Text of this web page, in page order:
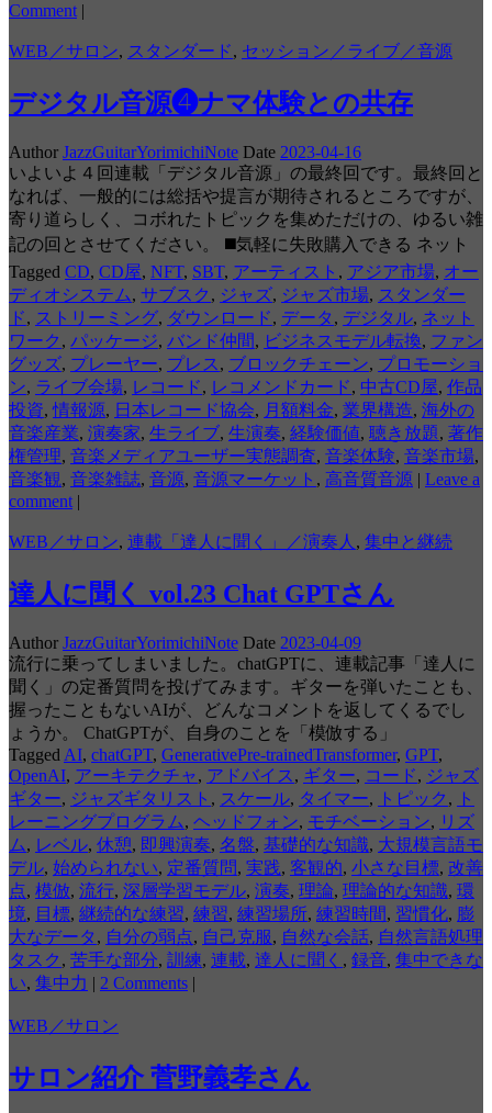
Comment |
WEB／サロン, スタンダード, セッション／ライブ／音源
デジタル音源❹ナマ体験との共存
Author JazzGuitarYorimichiNote Date 2023-04-16
いよいよ４回連載「デジタル音源」の最終回です。最終回と
なれば、一般的には総括や提言が期待されるところですが、
寄り道らしく、コボれたトピックを集めただけの、ゆるい雑
記の回とさせてください。 ◼️気軽に失敗購入できる ネット
Tagged CD, CD屋, NFT, SBT, アーティスト , アジア市場, オー
ディオシステム, サブスク , ジャズ, ジャズ市場, スタンダー
ド, ストリーミング, ダウンロード, データ , デジタル, ネット
ワーク , パッケージ, バンド仲間, ビジネスモデル転換, ファン
グッズ, プレーヤー, プレス , ブロックチェーン, プロモーショ
ン, ライブ会場, レコード, レコメンドカード, 中古CD屋, 作品
投資,情報源, 日本レコード協会, 月額料金, 業界構造, 海外の
音楽産業, 演奏家, 生ライブ, 生演奏, 経験価値, 聴き放題, 著作
権管理, 音楽メディアユーザー実態調査, 音楽体験, 音楽市場,
音楽観, 音楽雑誌, 音源, 音源マーケット , 高音質音源 | Leave a
comment |
WEB／サロン, 連載「達人に聞く」／演奏人 , 集中と継続
達人に聞く vol.23 Chat GPTさん
Author JazzGuitarYorimichiNote Date 2023-04-09
流行に乗ってしまいました。chatGPTに、連載記事「達人に
聞く」の定番質問を投げてみます。ギターを弾いたことも、
握ったこともないAIが、どんなコメントを返してくるでし
ょうか。 ChatGPTが、自身のことを「模倣する」
Tagged AI, chatGPT, GenerativePre-trainedTransformer, GPT,
OpenAI, アーキテクチャ, アドバイス , ギター, コード, ジャズ
ギター, ジャズギタリスト , スケール, タイマー, トピック ,
ト
レーニングプログラム, ヘッドフォン, モチベーション, リズ
ム, レベル, 休憩, 即興演奏, 名盤, 基礎的な知識, 大規模言語モ
デル, 始められない, 定番質問, 実践, 客観的, 小さな目標, 改善
点, 模倣, 流行, 深層学習モデル, 演奏, 理論, 理論的な知識, 環
境, 目標, 継続的な練習, 練習, 練習場所, 練習時間, 習慣化, 膨
大なデータ , 自分の弱点, 自己克服, 自然な会話, 自然言語処理
タスク , 苦手な部分, 訓練, 連載, 達人に聞く , 録音, 集中できな
い, 集中力 | 2 Comments |
WEB／サロン
サロン紹介 菅野義孝さん